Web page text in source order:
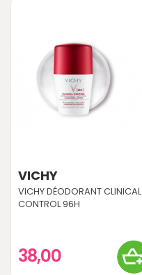
VICHY
VICHY DÉODORANT CLINICAL
CONTROL 96H
38,00